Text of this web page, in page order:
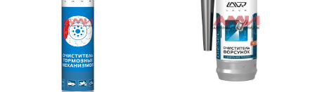
БЫСТРЫЙ ПРОСМОТР БЫСТРЫЙ ПРОСМОТР